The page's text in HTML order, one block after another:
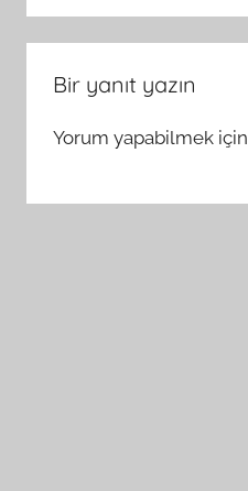
Bir yanıt yazın
Yorum yapabilmek için